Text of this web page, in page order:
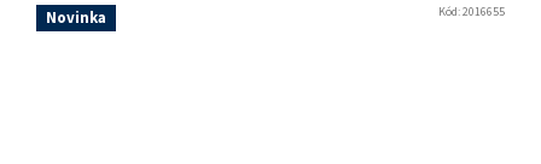
Novinka Kód:2016655